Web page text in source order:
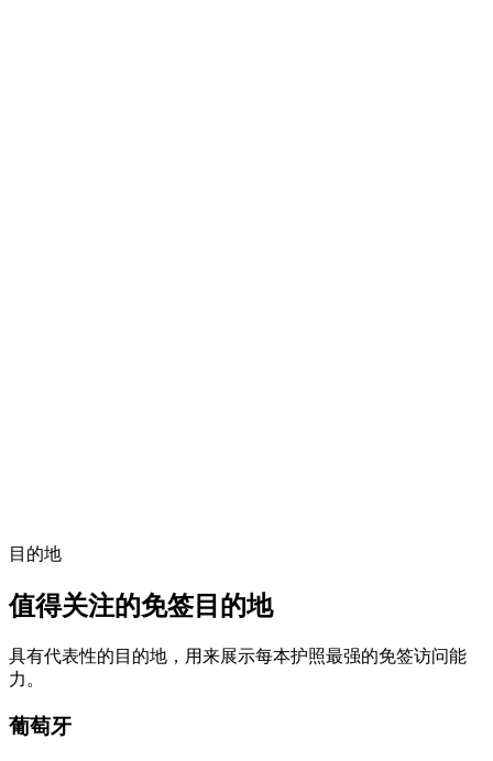
目的地
值得关注的免签目的地
具有代表性的目的地，用来展示每本护照最强的免签访问能
力。
葡萄牙